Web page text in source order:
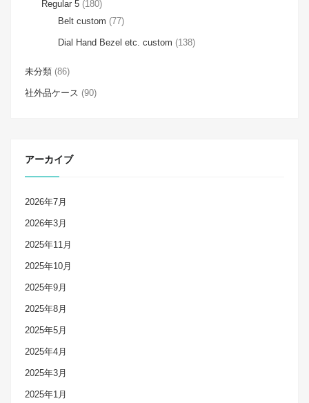
Regular 5 (180)
Belt custom (77)
Dial Hand Bezel etc. custom (138)
未分類 (86)
社外品ケース (90)
アーカイブ
2026年7月
2026年3月
2025年11月
2025年10月
2025年9月
2025年8月
2025年5月
2025年4月
2025年3月
2025年1月